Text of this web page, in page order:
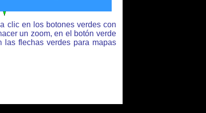
clic en los botones verdes con
un zoom, en el botón verde
flechas verdes para mapas